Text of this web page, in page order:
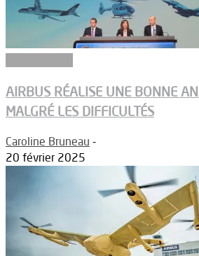
AIRBUS RÉALISE UNE BONNE
MALGRÉ LES DIFFICULTÉS
Caroline Bruneau -
20 février 2025